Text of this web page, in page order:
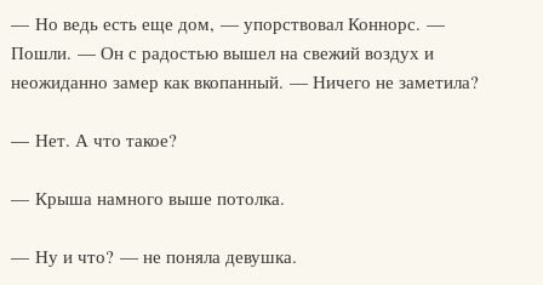
— Но ведь есть еще дом, — упорствовал Коннорс. —
Пошли. — Он с радостью вышел на свежий воздух и
неожиданно замер как вкопанный. — Ничего не заметила?
— Нет. А что такое?
— Крыша намного выше потолка.
— Ну и что? — не поняла девушка.